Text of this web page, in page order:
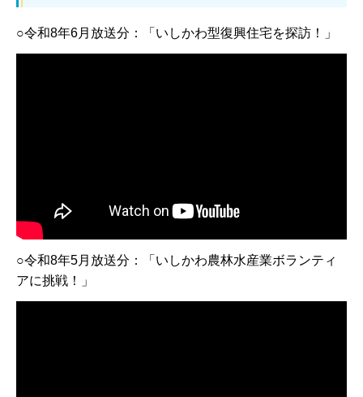
○令和8年6月放送分：「いしかわ型復興住宅を探訪！」
○令和8年5月放送分：「いしかわ農林水産業ボランティ
アに挑戦！」